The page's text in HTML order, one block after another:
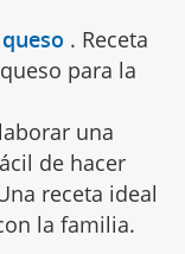
. Receta
para la
una
de hacer
receta ideal
la familia.